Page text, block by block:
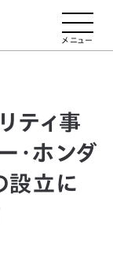
ティ事
・ホンダ
設立に